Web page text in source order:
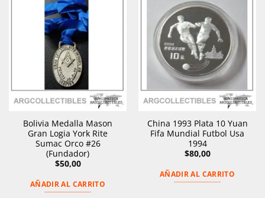
Bolivia Medalla Mason
Gran Logia York Rite
Sumac Orco #26
(Fundador)
$50,00
AÑADIR AL CARRITO
China 1993 Plata 10 Yuan
Fifa Mundial Futbol Usa
1994
$80,00
AÑADIR AL CARRITO